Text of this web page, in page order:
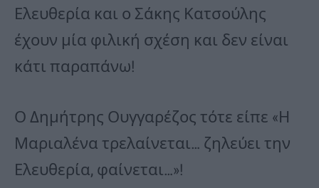
Ελευθερία και ο Σάκης Κατσούλης
έχουν μία φιλική σχέση και δεν είναι
κάτι παραπάνω!
Ο Δημήτρης Ουγγαρέζος τότε είπε «Η
Μαριαλένα τρελαίνεται… ζηλεύει την
Ελευθερία, φαίνεται…»!